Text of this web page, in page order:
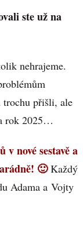
ste už na
nehrajeme.
trochu přišli, ale
rok 2025…
v nové sestavě a
🙂Každý
Adama a Vojty